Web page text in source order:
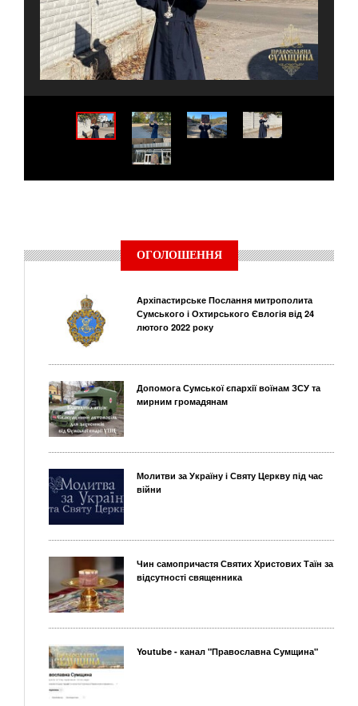
ОГОЛОШЕННЯ
Архіпастирське Послання митрополита
Сумського і Охтирського Євлогія від 24
лютого 2022 року
Допомога Сумської єпархії воїнам ЗСУ та
мирним громадянам
Молитви за Україну і Святу Церкву під час
війни
Чин самопричастя Святих Христових Таїн за
відсутності священника
Youtube - канал "Православна Сумщина"